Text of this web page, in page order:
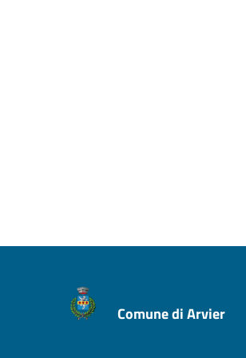
Comune di Arvier